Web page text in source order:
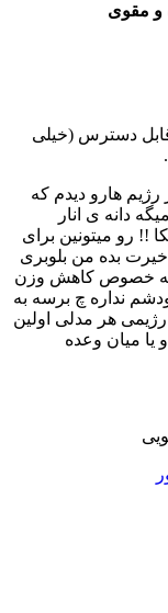
و مقوی
و قابل دسترس (خیلی
هارو دیدم که
دانه ی انار
!! رو میتونین برای
بده من بلوبری
به خصوص کاهش وزن
نداره چ برسه به
رژیمی هر مدلی اولین
میان وعده